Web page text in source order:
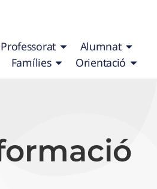
Professorat
Alumnat
Famílies
Orientació